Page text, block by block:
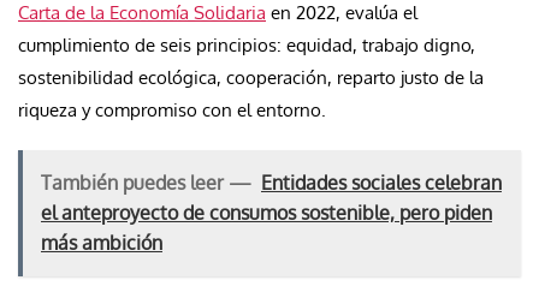
Carta de la Economía Solidaria en 2022, evalúa el
cumplimiento de seis principios: equidad, trabajo digno,
sostenibilidad ecológica, cooperación, reparto justo de la
riqueza y compromiso con el entorno.
También puedes leer — Entidades sociales celebran
el anteproyecto de consumos sostenible, pero piden
más ambición